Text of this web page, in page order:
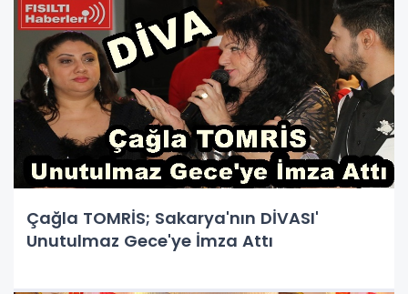
Çağla TOMRİS; Sakarya'nın DİVASI'
Unutulmaz Gece'ye İmza Attı